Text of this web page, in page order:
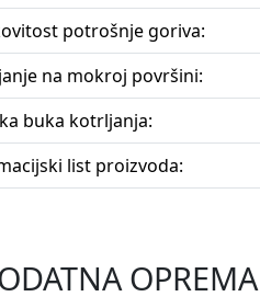
potrošnje goriva:
na mokroj površini:
buka kotrljanja:
list proizvoda:
OPREMA